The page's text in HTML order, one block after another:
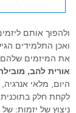
ולהפוך אותם
ואכן התלמידים
את המיזמים שלהם.
אורית להב,
היום, מלאי
לקחת חלק בתוכנית
ניצוץ של יזמות: